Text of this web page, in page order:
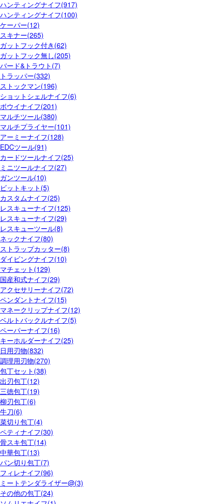
ハンティングナイフ(917)
ハンティングナイフ(100)
ケーパー(12)
スキナー(265)
ガットフック付き(62)
ガットフック無し(205)
バード&トラウト(7)
トラッパー(332)
ストックマン(196)
ショットシェルナイフ(6)
ボウイナイフ(201)
マルチツール(380)
マルチプライヤー(101)
アーミーナイフ(128)
EDCツール(91)
カードツールナイフ(25)
ミニツールナイフ(27)
ガンツール(10)
ビットキット(5)
カスタムナイフ(25)
レスキューナイフ(125)
レスキューナイフ(29)
レスキューツール(8)
ネックナイフ(80)
ストラップカッター(8)
ダイビングナイフ(10)
マチェット(129)
国産和式ナイフ(29)
アクセサリーナイフ(72)
ペンダントナイフ(15)
マネークリップナイフ(12)
ベルトバックルナイフ(5)
ペーパーナイフ(16)
キーホルダーナイフ(25)
日用刃物(832)
調理用刃物(270)
包丁セット(38)
出刃包丁(12)
三徳包丁(19)
柳刃包丁(6)
牛刀(6)
菜切り包丁(4)
ペティナイフ(30)
骨スキ包丁(14)
中華包丁(13)
パン切り包丁(7)
フィレナイフ(96)
ミートテンダライザー@(3)
その他の包丁(24)